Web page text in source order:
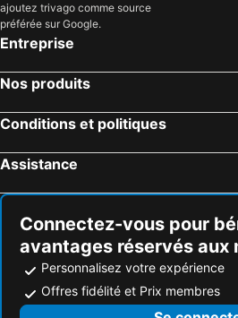
ajoutez trivago comme source
préférée sur Google.
Entreprise
Nos produits
Conditions et politiques
Assistance
Connectez-vous pour
avantages réservés aux
Personnalisez votre expérience
Offres fidélité et Prix membres